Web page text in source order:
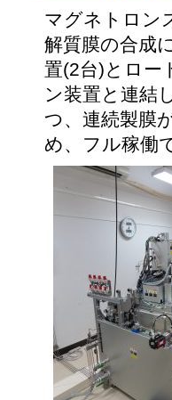
マグネトロン
解質膜の合成
置(2台)とロー
ン装置と連結
つ、連続製膜
め、フル稼働